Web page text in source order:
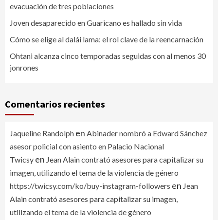
evacuación de tres poblaciones
Joven desaparecido en Guaricano es hallado sin vida
Cómo se elige al dalái lama: el rol clave de la reencarnación
Ohtani alcanza cinco temporadas seguidas con al menos 30
jonrones
Comentarios recientes
Jaqueline Randolph en Abinader nombró a Edward Sánchez
asesor policial con asiento en Palacio Nacional
Twicsy en Jean Alain contrató asesores para capitalizar su
imagen, utilizando el tema de la violencia de género
https://twicsy.com/ko/buy-instagram-followers en Jean
Alain contrató asesores para capitalizar su imagen,
utilizando el tema de la violencia de género